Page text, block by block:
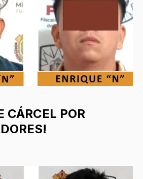
CÁRCEL POR